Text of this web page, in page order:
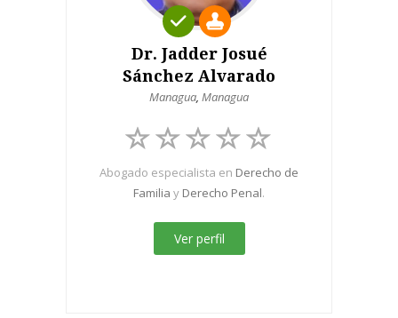
Dr. Jadder Josué
Sánchez Alvarado
Managua, Managua
Abogado especialista en Derecho de
Familia y Derecho Penal.
Ver perfil